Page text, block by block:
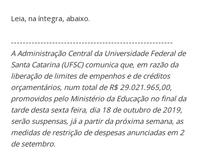
Leia, na íntegra, abaixo.
-------------------------------------------------------
A Administração Central da Universidade Federal de
Santa Catarina (UFSC) comunica que, em razão da
liberação de limites de empenhos e de créditos
orçamentários, num total de R$ 29.021.965,00,
promovidos pelo Ministério da Educação no final da
tarde desta sexta feira, dia 18 de outubro de 2019,
serão suspensas, já a partir da próxima semana, as
medidas de restrição de despesas anunciadas em 2
de setembro.